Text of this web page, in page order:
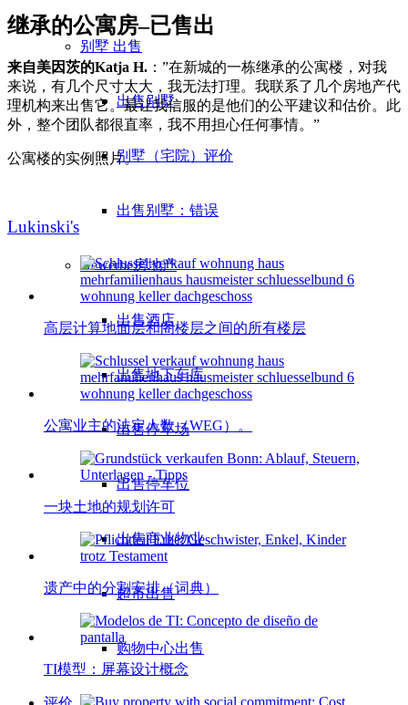
别墅 出售
出售别墅
别墅（宅院）评价
出售别墅：错误
Gewerbe房地产
出售酒店
出售地下车库
出售停车场
出售停车位
出售商业物业
超市出售
购物中心出售
继承的公寓房–已售出
来自美因茨的Katja H. ：”在新城的一栋继承的公寓楼，对我
来说，有几个尺寸太大，我无法打理。我联系了几个房地产代
理机构来出售它。最让我信服的是他们的公平建议和估价。此
外，整个团队都很直率，我不用担心任何事情。”
公寓楼的实例照片。
Lukinski's
高层计算地面层和阁楼层之间的所有楼层
公寓业主的法定人数（WEG）。
一块土地的规划许可
遗产中的分割安排（词典）
TI模型：屏幕设计概念